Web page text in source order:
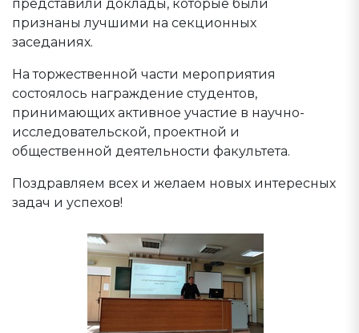
представили доклады, которые были
признаны лучшими на секционных
заседаниях.
На торжественной части мероприятия
состоялось награждение студентов,
принимающих активное участие в научно-
исследовательской, проектной и
общественной деятельности факультета.
Поздравляем всех и желаем новых интересных
задач и успехов!